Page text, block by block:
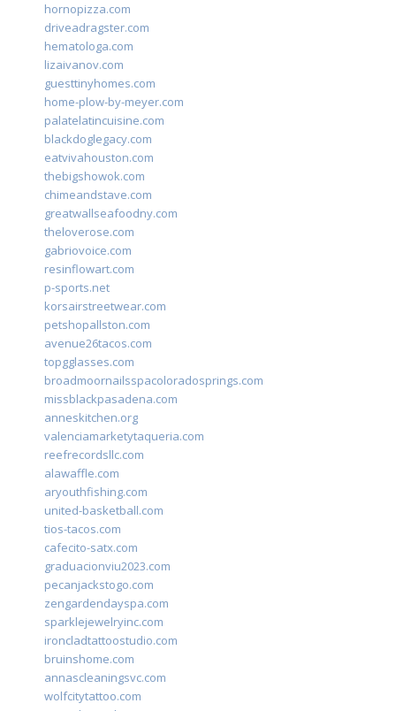
hornopizza.com
driveadragster.com
hematologa.com
lizaivanov.com
guesttinyhomes.com
home-plow-by-meyer.com
palatelatincuisine.com
blackdoglegacy.com
eatvivahouston.com
thebigshowok.com
chimeandstave.com
greatwallseafoodny.com
theloverose.com
gabriovoice.com
resinflowart.com
p-sports.net
korsairstreetwear.com
petshopallston.com
avenue26tacos.com
topgglasses.com
broadmoornailsspacoloradosprings.com
missblackpasadena.com
anneskitchen.org
valenciamarketytaqueria.com
reefrecordsllc.com
alawaffle.com
aryouthfishing.com
united-basketball.com
tios-tacos.com
cafecito-satx.com
graduacionviu2023.com
pecanjackstogo.com
zengardendayspa.com
sparklejewelryinc.com
ironcladtattoostudio.com
bruinshome.com
annascleaningsvc.com
wolfcitytattoo.com